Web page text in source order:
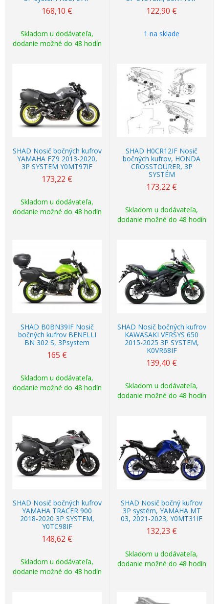
168,10 €
Skladom u dodávateľa,
dodanie možné do 48 hodín
122,90 €
1 na sklade
SHAD Nosič bočných kufrov
YAMAHA FZ9 2013-2020,
3P SYSTEM Y0MT97IF
173,22 €
Skladom u dodávateľa,
dodanie možné do 48 hodín
SHAD H0CR12IF Nosič
bočných kufrov, HONDA
CROSSTOURER, 3P
SYSTÉM
173,22 €
Skladom u dodávateľa,
dodanie možné do 48 hodín
SHAD B0BN39IF Nosič
bočných kufrov BENELLI
BN 302 S, 3Psystem
165 €
Skladom u dodávateľa,
dodanie možné do 48 hodín
SHAD Nosič bočných kufrov
KAWASAKI VERSYS 650
2015-2025 3P SYSTEM,
K0VR68IF
139,40 €
Skladom u dodávateľa,
dodanie možné do 48 hodín
SHAD Nosič bočných kufrov
YAMAHA TRACER 900
2018-2020 3P SYSTEM,
Y0TC98IF
148,62 €
Skladom u dodávateľa,
dodanie možné do 48 hodín
SHAD Nosič bočný kufrov
3P systém, YAMAHA MT
03, 2021-2023, Y0MT31IF
132,23 €
Skladom u dodávateľa,
dodanie možné do 48 hodín